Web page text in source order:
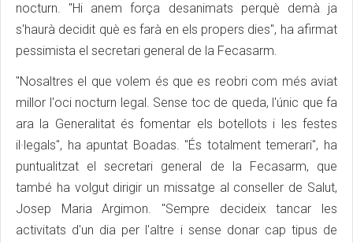
nocturn. "Hi anem força desanimats perquè demà ja
s'haurà decidit què es farà en els propers dies", ha afirmat
pessimista el secretari general de la Fecasarm.
"Nosaltres el que volem és que es reobri com més aviat
millor l'oci nocturn legal. Sense toc de queda, l'únic que fa
ara la Generalitat és fomentar els botellots i les festes
il·legals", ha apuntat Boadas. "És totalment temerari", ha
puntualitzat el secretari general de la Fecasarm, que
també ha volgut dirigir un missatge al conseller de Salut,
Josep Maria Argimon. "Sempre decideix tancar les
activitats d'un dia per l'altre i sense donar cap tipus de